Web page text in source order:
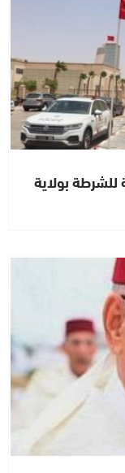
للشرطة بولاية